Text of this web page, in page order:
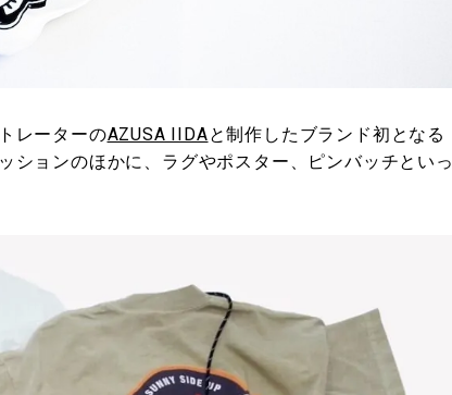
レーターのAZUSA IIDAと制作したブランド初となる
ションのほかに、ラグやポスター、ピンバッチといっ